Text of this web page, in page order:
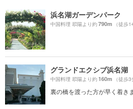
浜名湖ガーデンパーク
中国料理 翆陽より約790m （徒歩
グランドエクシブ浜名湖
中国料理 翆陽より約160m （徒歩3
裏の橋を渡った方が早く着き